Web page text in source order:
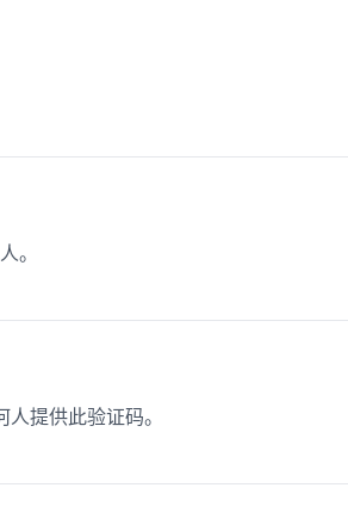
。
提供此验证码。